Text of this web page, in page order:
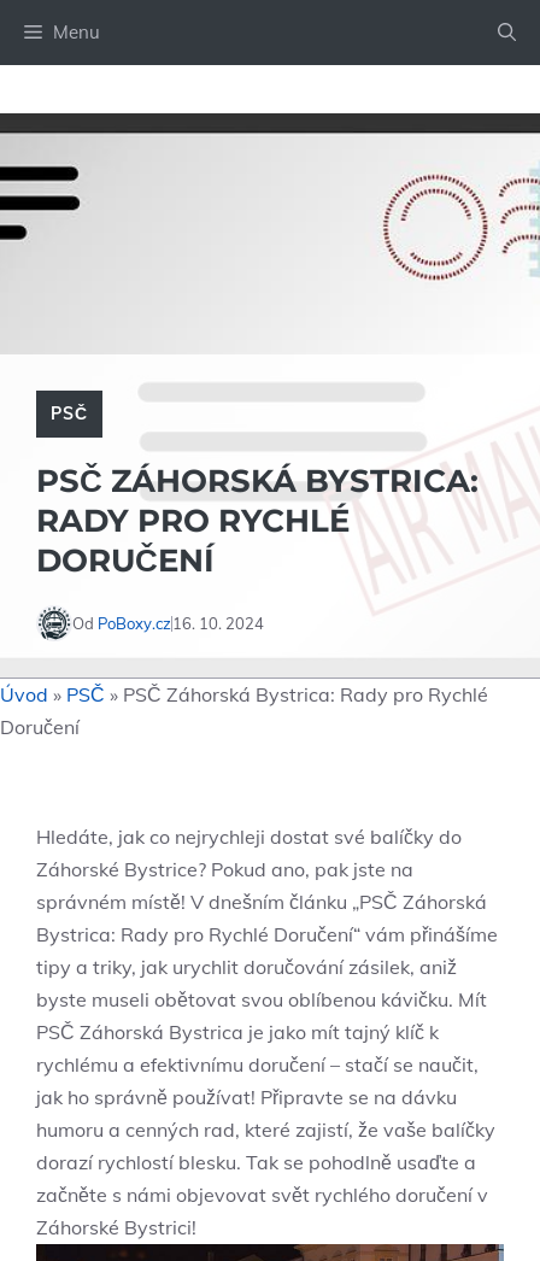
Menu
PSČ
PSČ ZÁHORSKÁ BYSTRICA:
RADY PRO RYCHLÉ
DORUČENÍ
Od PoBoxy.cz 16. 10. 2024
Úvod » PSČ » PSČ Záhorská Bystrica: Rady pro Rychlé
Doručení
Hledáte, jak co nejrychleji dostat své balíčky do
⁣Záhorské Bystrice? Pokud ano, pak jste na
správném‍ místě! V dnešním článku „PSČ Záhorská
Bystrica:​ Rady pro ⁢Rychlé ​Doručení“ vám​ přinášíme
tipy a triky, jak urychlit doručování zásilek, aniž⁣
byste ⁢museli obětovat svou oblíbenou kávičku. ⁤Mít
PSČ Záhorská Bystrica je jako mít tajný klíč k
rychlému a efektivnímu​ doručení – stačí se naučit,
⁣jak ho správně používat! Připravte se na dávku
humoru a cenných rad, které zajistí, že vaše balíčky
dorazí rychlostí⁢ blesku. Tak se pohodlně usaďte ⁤a
začněte s ⁢námi objevovat⁢ svět ‍rychlého doručení v
Záhorské Bystrici!